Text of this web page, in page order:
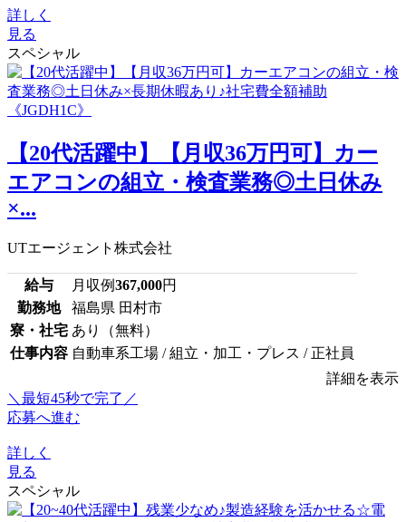
詳しく
見る
スペシャル
【20代活躍中】【月収36万円可】カー
エアコンの組立・検査業務◎土日休み
×...
UTエージェント株式会社
給与 月収例367,000円
勤務地
福島県 田村市
寮・社宅 あり（無料）
仕事内容 自動車系工場 / 組立・加工・プレス / 正社員
詳細を表示
＼最短45秒で完了／
応募へ進む
詳しく
見る
スペシャル